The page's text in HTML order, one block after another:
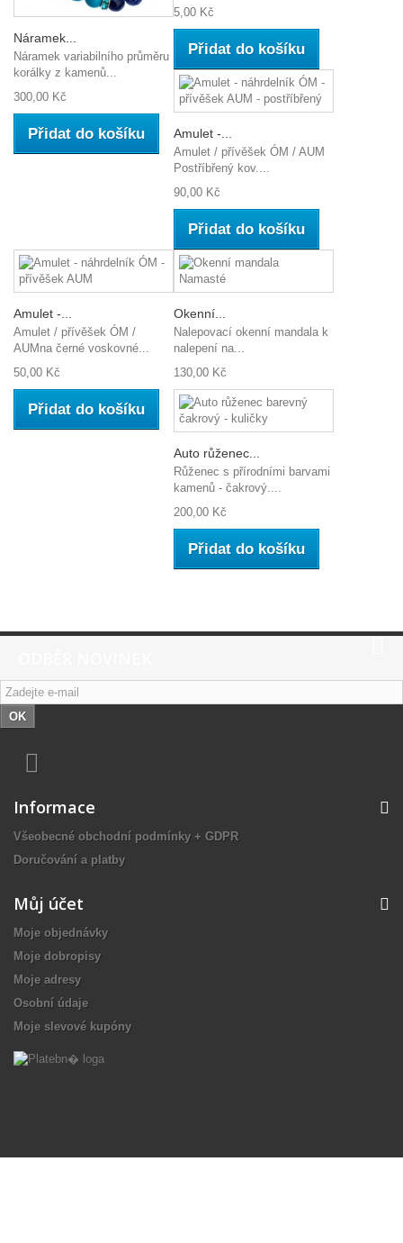
Náramek...
Náramek variabilního průměru
korálky z kamenů...
300,00 Kč
Přidat do košíku
5,00 Kč
Přidat do košíku
Amulet -...
Amulet / přívěšek ÓM / AUM
Postříbřený kov....
90,00 Kč
Přidat do košíku
Amulet -...
Amulet / přívěšek ÓM /
AUMna černé voskovné...
50,00 Kč
Přidat do košíku
Okenní...
Nalepovací okenní mandala k
nalepení na...
130,00 Kč
Auto růženec...
Růženec s přírodními barvami
kamenů - čakrový....
200,00 Kč
Přidat do košíku
OK
Informace
Všeobecné obchodní podmínky + GDPR
Doručování a platby
Můj účet
Moje objednávky
Moje dobropisy
Moje adresy
Osobní údaje
Moje slevové kupóny